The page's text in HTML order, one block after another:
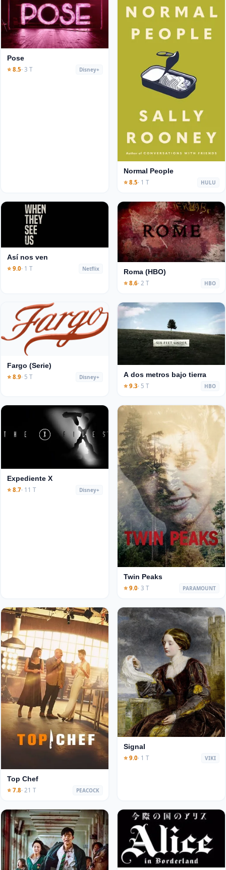
Pose
⭐ 8.5· 3 T Disney+
Normal People
⭐ 8.5· 1 T HULU
Así nos ven
⭐ 9.0· 1 T Netflix Roma (HBO)
⭐ 8.6· 2 T HBO
Fargo (Serie)
⭐ 8.9· 5 T Disney+ A dos metros bajo tierra
⭐ 9.3· 5 T HBO
Expediente X
⭐ 8.7· 11 T Disney+
Twin Peaks
⭐ 9.0· 3 T PARAMOUNT
Top Chef
⭐ 7.8· 21 T PEACOCK
Signal
⭐ 9.0· 1 T VIKI